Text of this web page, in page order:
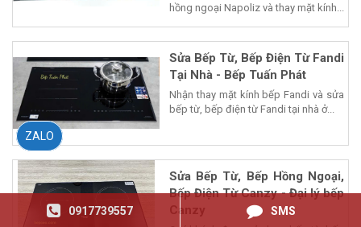
hồng ngoại Napoliz và thay mặt kính...
Sửa Bếp Từ, Bếp Điện Từ Fandi
Tại Nhà - Bếp Tuấn Phát
Nhận thay mặt kính bếp Fandi và sửa
bếp từ, bếp điện từ Fandi tại nhà ở...
Sửa Bếp Từ, Bếp Hồng Ngoại,
Bếp Điện Từ Canzy - Đại lý bếp
Canzy
0917739557 SMS
ZALO